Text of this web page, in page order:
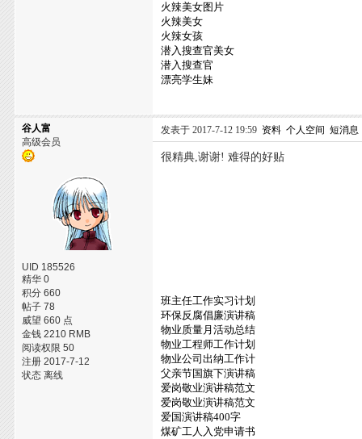
火辣美女图片
火辣美女
火辣女孩
潜入搜查官美女
潜入搜查官
漂亮学生妹
谷人富
高级会员
UID 185526
精华 0
积分 660
帖子 78
威望 660 点
金钱 2210 RMB
阅读权限 50
注册 2017-7-12
状态 离线
发表于 2017-7-12 19:59 资料 个人空间 短消息
很精典,谢谢! 难得的好贴
班主任工作实习计划
环保反腐倡廉演讲稿
物业质量月活动总结
物业工程师工作计划
物业公司出纳工作计
父亲节国旗下演讲稿
爱岗敬业演讲稿范文
爱岗敬业演讲稿范文
爱国演讲稿400字
煤矿工人入党申请书